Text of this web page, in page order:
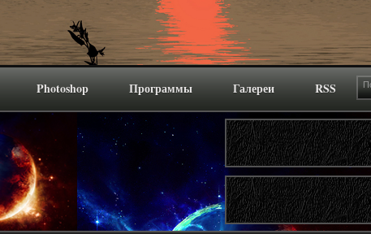
Photoshop Программы Галереи RSS